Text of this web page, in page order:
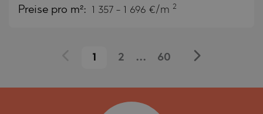
Preise pro m²: 1 357 - 1 696 €/m 2
1 2 ... 60